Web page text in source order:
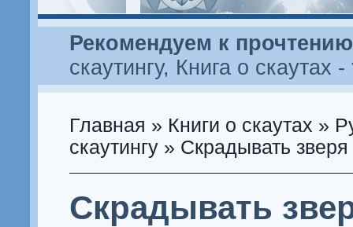
Рекомендуем к прочтению
скаутингу, Книга о скаутах -
Главная » Книги о скаутах »
скаутингу » Скрадывать зверя
Скрадывать